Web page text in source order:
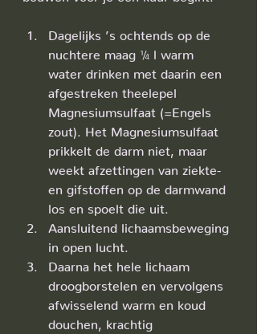
Dagelijks ’s ochtends op de
nuchtere maag ¼ l warm
water drinken met daarin een
afgestreken theelepel
Magnesiumsulfaat (=Engels
zout). Het Magnesiumsulfaat
prikkelt de darm niet, maar
weekt afzettingen van ziekte-
en gifstoffen op de darmwand
los en spoelt die uit.
Aansluitend lichaamsbeweging
in open lucht.
Daarna het hele lichaam
droogborstelen en vervolgens
afwisselend warm en koud
douchen, krachtig